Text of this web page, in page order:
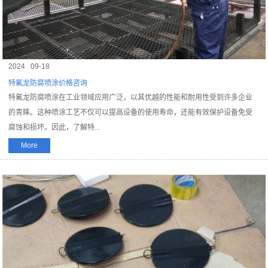
09-18
2024
特氟龙防腐喷涂价格咨询
特氟龙防腐喷涂在工业领域应用广泛，以其优越的性能和耐用性受到许多企业
的青睐。这种喷涂工艺不仅可以提高设备的使用寿命，还能有效保护设备免受
腐蚀和损坏。因此，了解特...
More